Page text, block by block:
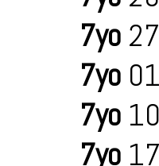
7yo
7yo
7yo
7yo